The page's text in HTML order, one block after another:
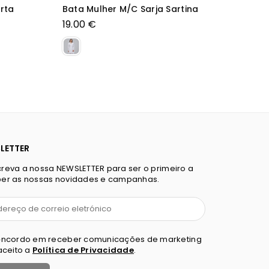
Túnica de Senhora Aberta Gola Mao
Manga Curta YLENA
Preço
normal
43.50 €
a nossa NEWSLETTER para ser o primeiro a
as nossas novidades e campanhas.
em receber comunicações de marketing
a Política de Privacidade.